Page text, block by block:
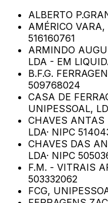
ALBERTO
AMÉRICO
516160761
ARMINDO
LDA - EM
B.F.G.
509768024
CASA DE
UNIPESSOAL,
CHAVES
LDA· NIPC
CHAVES DAS
LDA· NIPC
F.M. - VITRAIS
503332062
FCG,